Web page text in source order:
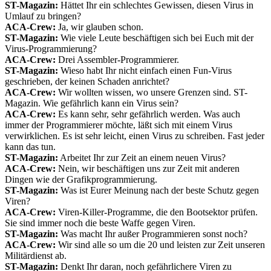
ST-Magazin: Hättet Ihr ein schlechtes Gewissen, diesen Virus in
Umlauf zu bringen?
ACA-Crew: Ja, wir glauben schon.
ST-Magazin: Wie viele Leute beschäftigen sich bei Euch mit der
Virus-Programmierung?
ACA-Crew: Drei Assembler-Programmierer.
ST-Magazin: Wieso habt Ihr nicht einfach einen Fun-Virus
geschrieben, der keinen Schaden anrichtet?
ACA-Crew: Wir wollten wissen, wo unsere Grenzen sind. ST-
Magazin. Wie gefährlich kann ein Virus sein?
ACA-Crew: Es kann sehr, sehr gefährlich werden. Was auch
immer der Programmierer möchte, läßt sich mit einem Virus
verwirklichen. Es ist sehr leicht, einen Virus zu schreiben. Fast jeder
kann das tun.
ST-Magazin: Arbeitet Ihr zur Zeit an einem neuen Virus?
ACA-Crew: Nein, wir beschäftigen uns zur Zeit mit anderen
Dingen wie der Grafikprogrammierung.
ST-Magazin: Was ist Eurer Meinung nach der beste Schutz gegen
Viren?
ACA-Crew: Viren-Killer-Programme, die den Bootsektor prüfen.
Sie sind immer noch die beste Waffe gegen Viren.
ST-Magazin: Was macht Ihr außer Programmieren sonst noch?
ACA-Crew: Wir sind alle so um die 20 und leisten zur Zeit unseren
Militärdienst ab.
ST-Magazin: Denkt Ihr daran, noch gefährlichere Viren zu